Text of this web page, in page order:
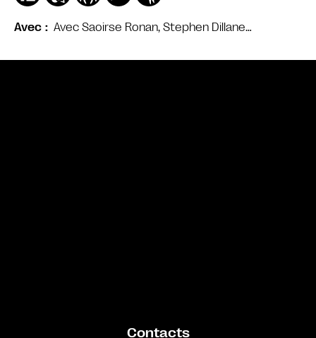
Avec Avec Saoirse Ronan, Stephen Dillane…
Contacts